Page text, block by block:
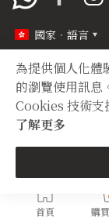
為提供個人化體
的瀏覽使用訊息
Cookies 技術支
了解更多
首頁 購
國家．語言
Copyright ©